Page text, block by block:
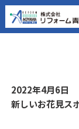
2022年4月6日
新しいお花見ス